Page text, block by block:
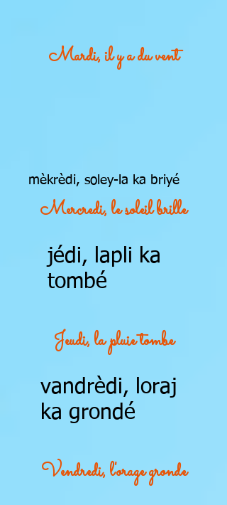
Mardi, il y a du vent
mèkrèdi, soley-la ka briyé
Mercredi, le soleil brille
jédi, lapli ka
tombé
Jeudi, la pluie tombe
vandrèdi, loraj
ka grondé
Vendredi, l'orage gronde